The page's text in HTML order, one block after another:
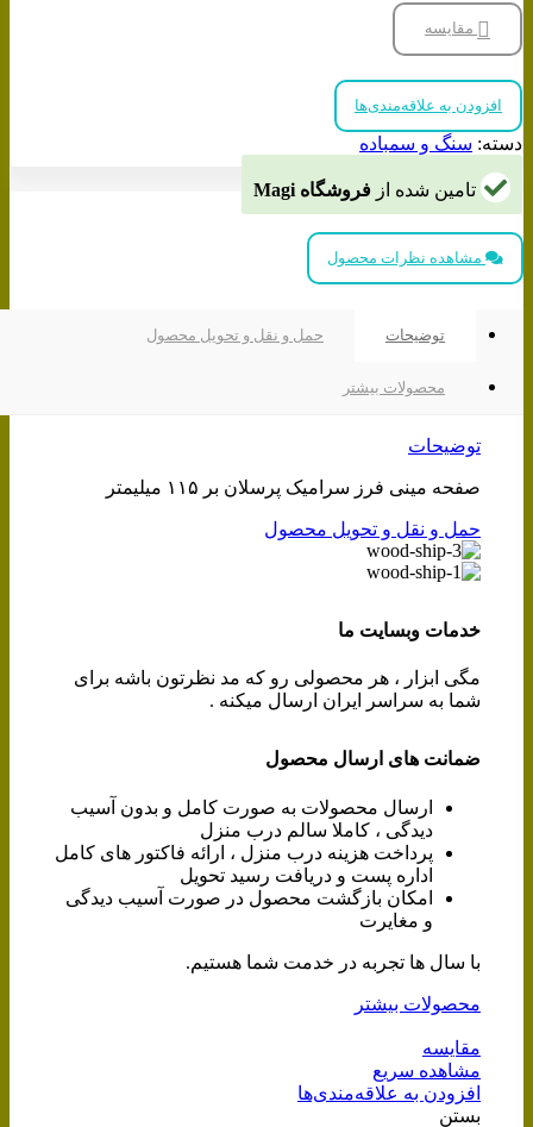
بر مقایسه
افزودن به علاقه‌مندی‌ها
دسته: سنگ و سمباده
تامین شده از فروشگاه Magi
مشاهده نظرات محصول
توضیحات حمل و نقل و تحویل محصول
محصولات بیشتر
توضیحات
صفحه مینی فرز سرامیک پرسلان بر ۱۱۵ میلیمتر
حمل و نقل و تحویل محصول
خدمات وبسایت ما
مگی ابزار ، هر محصولی رو که مد نظرتون باشه برای
شما به سراسر ایران ارسال میکنه .
ضمانت های ارسال محصول
ارسال محصولات به صورت کامل و بدون آسیب
دیدگی ، کاملا سالم درب منزل
پرداخت هزینه درب منزل ، ارائه فاکتور های کامل
اداره پست و دریافت رسید تحویل
امکان بازگشت محصول در صورت آسیب دیدگی
و مغایرت
با سال ها تجربه در خدمت شما هستیم.
محصولات بیشتر
مقایسه
مشاهده سریع
افزودن به علاقه‌مندی‌ها
بستن